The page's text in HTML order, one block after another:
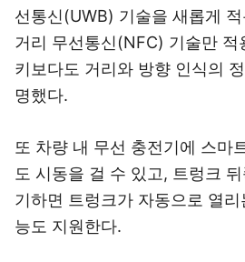
선통신(UWB) 기술을 새롭게
거리 무선통신(NFC) 기술만 적
키보다도 거리와 방향 인식의
명했다.
또 차량 내 무선 충전기에 스마
도 시동을 걸 수 있고, 트렁크
기하면 트렁크가 자동으로 열
능도 지원한다.